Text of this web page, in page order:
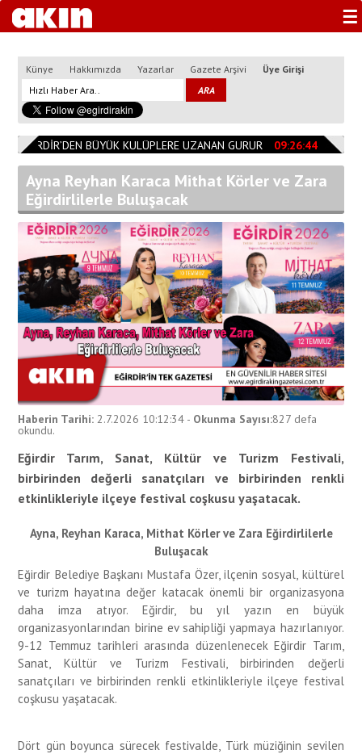
☰
Künye Hakkımızda Yazarlar Gazete Arşivi Üye Girişi
EĞİRDİR’DEN BÜYÜK KULÜPLERE UZANAN GURUR 09:26:44
Ayna Reyhan Karaca Mithat Körler ve Zara
Eğirdirlilerle Buluşacak
Haberin Tarihi: 2.7.2026 10:12:34 - Okunma Sayısı:827 defa
okundu.
Eğirdir Tarım, Sanat, Kültür ve Turizm Festivali,
birbirinden değerli sanatçıları ve birbirinden renkli
etkinlikleriyle ilçeye festival coşkusu yaşatacak.
Ayna, Reyhan Karaca, Mithat Körler ve Zara Eğirdirlilerle
Buluşacak
Eğirdir Belediye Başkanı Mustafa Özer, ilçenin sosyal, kültürel
ve turizm hayatına değer katacak önemli bir organizasyona
daha imza atıyor. Eğirdir, bu yıl yazın en büyük
organizasyonlarından birine ev sahipliği yapmaya hazırlanıyor.
9-12 Temmuz tarihleri arasında düzenlenecek Eğirdir Tarım,
Sanat, Kültür ve Turizm Festivali, birbirinden değerli
sanatçıları ve birbirinden renkli etkinlikleriyle ilçeye festival
coşkusu yaşatacak.
Dört gün boyunca sürecek festivalde, Türk müziğinin sevilen